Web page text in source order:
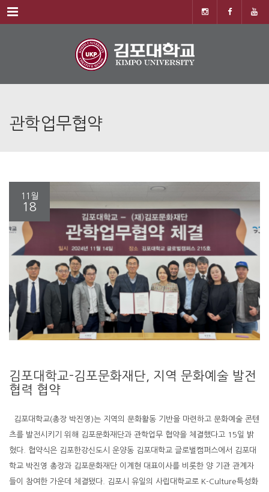
Menu
관학업무협약
11월
18
김포대학교-김포문화재단, 지역 문화예술 발전
협력 협약
김포대학교(총장 박진영)는 지역의 문화활동 기반을 마련하고 문화예술 콘텐
츠를 발전시키기 위해 김포문화재단과 관학업무 협약을 체결했다고 15일 밝
혔다. 협약식은 김포한강신도시 운양동 김포대학교 글로벌캠퍼스에서 김포대
학교 박진영 총장과 김포문화재단 이계현 대표이사를 비롯한 양 기관 관계자
들이 참여한 가운데 체결됐다. 김포시 유일의 사립대학교로 K-Culture특성화